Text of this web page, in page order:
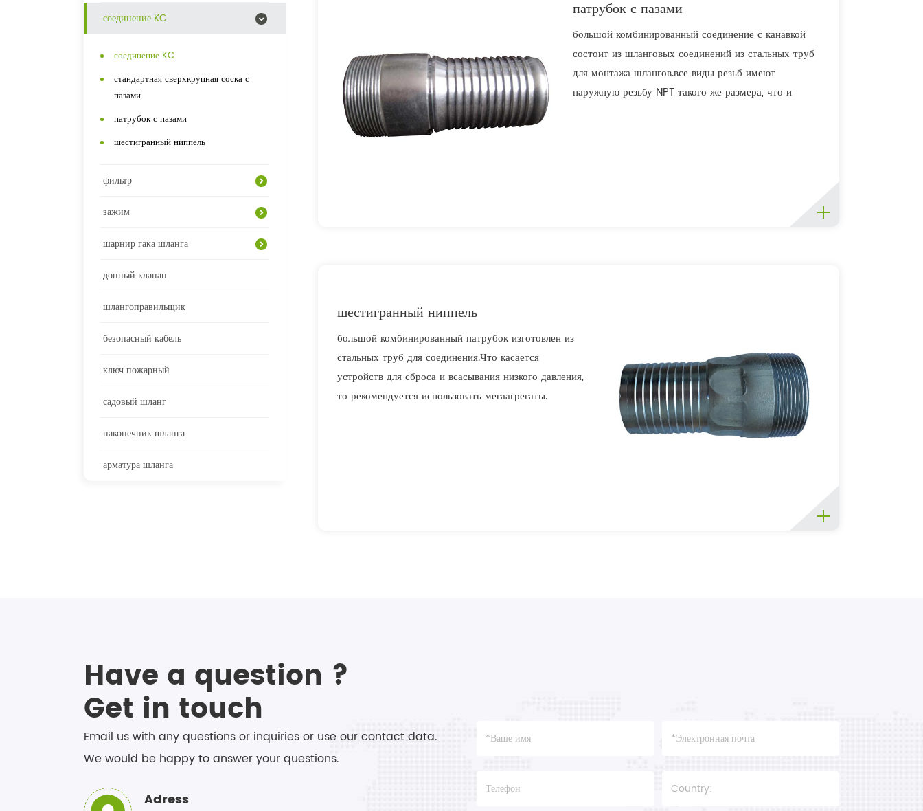
патрубок с пазами
большой комбинированный соединение с канавкой
состоит из шланговых соединений из стальных труб
для монтажа шлангов.все виды резьб имеют
наружную резьбу NPT такого же размера, что и
шестигранный ниппель
большой комбинированный патрубок изготовлен из
стальных труб для соединения.Что касается
устройств для сброса и всасывания низкого давления,
то рекомендуется использовать мегаагрегаты.
соединение KC
соединение KC
стандартная сверхкрупная соска с
пазами
патрубок с пазами
шестигранный ниппель
фильтр
зажим
шарнир гака шланга
донный клапан
шлангоправильщик
безопасный кабель
ключ пожарный
садовый шланг
наконечник шланга
арматура шланга
Have a question ?
Get in touch
Email us with any questions or inquiries or use our contact data.
We would be happy to answer your questions.
Adress